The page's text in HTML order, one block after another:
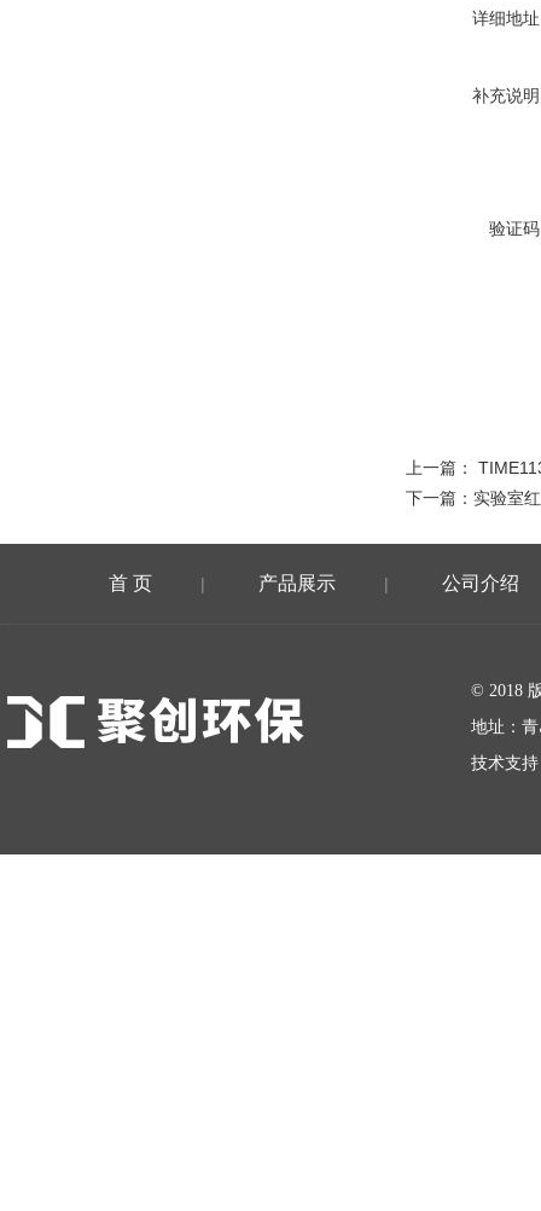
详细地
补充说
验证
上一篇：
下一篇： 实验室
首 页 | 产品展示 | 公司介绍
© 2018
地址：
技术支